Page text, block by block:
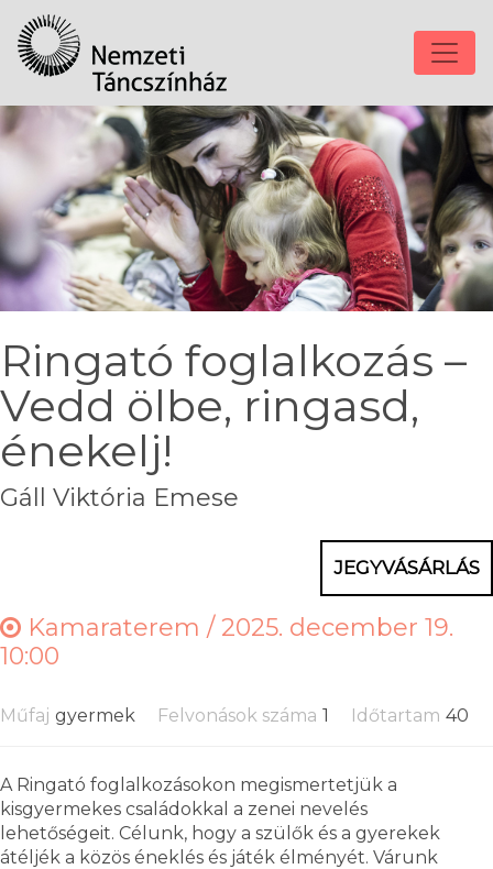
Ringató foglalkozás –
Vedd ölbe, ringasd,
énekelj!
Gáll Viktória Emese
JEGYVÁSÁRLÁS
Kamaraterem /2025. december 19.
10:00
Műfaj gyermek Felvonások száma 1 Időtartam 40
A Ringató foglalkozásokon megismertetjük a
kisgyermekes családokkal a zenei nevelés
lehetőségeit. Célunk, hogy a szülők és a gyerekek
átéljék a közös éneklés és játék élményét. Várunk